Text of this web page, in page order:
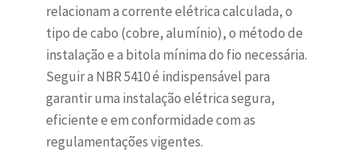
relacionam a corrente elétrica calculada, o
tipo de cabo (cobre, alumínio), o método de
instalação e a bitola mínima do fio necessária.
Seguir a NBR 5410 é indispensável para
garantir uma instalação elétrica segura,
eficiente e em conformidade com as
regulamentações vigentes.